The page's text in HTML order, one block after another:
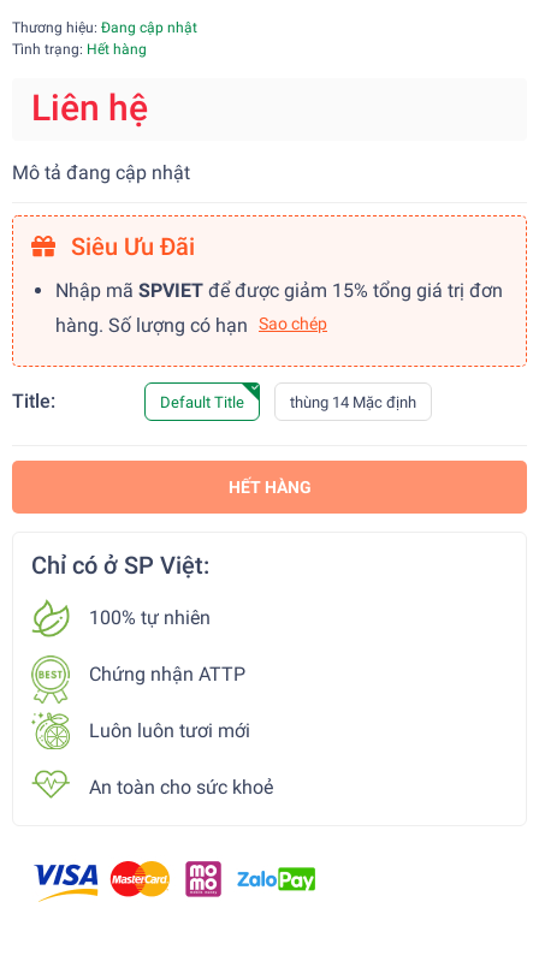
Thương hiệu: Đang cập nhật
Tình trạng: Hết hàng
Liên hệ
Mô tả đang cập nhật
Siêu Ưu Đãi
Nhập mã SPVIET để được giảm 15% tổng giá trị đơn
hàng. Số lượng có hạn
Sao chép
Title: Default Title thùng 14 Mặc định
HẾT HÀNG
Chỉ có ở SP Việt:
100% tự nhiên
Chứng nhận ATTP
Luôn luôn tươi mới
An toàn cho sức khoẻ